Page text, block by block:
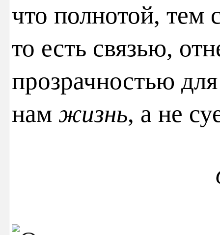
что полнотой,
то есть связью,
прозрачностью
нам жизнь, а не